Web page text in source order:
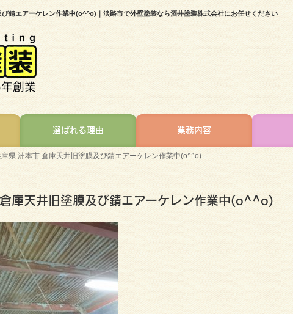
錆エアーケレン作業中(o^^o)｜淡路市で外壁塗装なら酒井塗装株式会社にお任せください
選ばれる理由 業務内容
県 洲本市 倉庫天井旧塗膜及び錆エアーケレン作業中(o^^o)
庫天井旧塗膜及び錆エアーケレン作業中(o^^o)